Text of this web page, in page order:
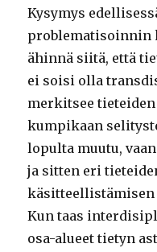
Kysymys
problematisoinnin
ähinnä siitä, että
ei soisi olla
merkitsee
kumpikaan
lopulta muutu,
ja sitten eri
käsitteellistämisen
Kun taas
osa-alueet tietyn